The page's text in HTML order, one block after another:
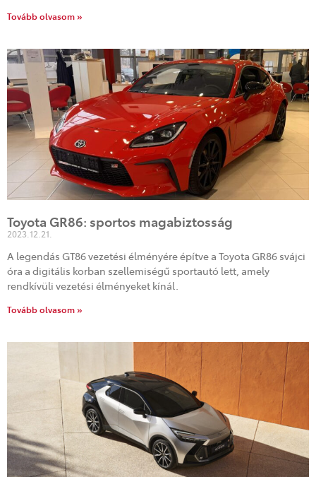
Tovább olvasom »
Toyota GR86: sportos magabiztosság
2023.12.21.
A legendás GT86 vezetési élményére építve a Toyota GR86 svájci
óra a digitális korban szellemiségű sportautó lett, amely
rendkívüli vezetési élményeket kínál.
Tovább olvasom »